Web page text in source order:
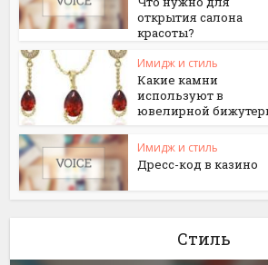
открытия салона
красоты?
Имидж и стиль
Какие камни
используют в
ювелирной
Имидж и стиль
Дресс-код в казино
Стиль